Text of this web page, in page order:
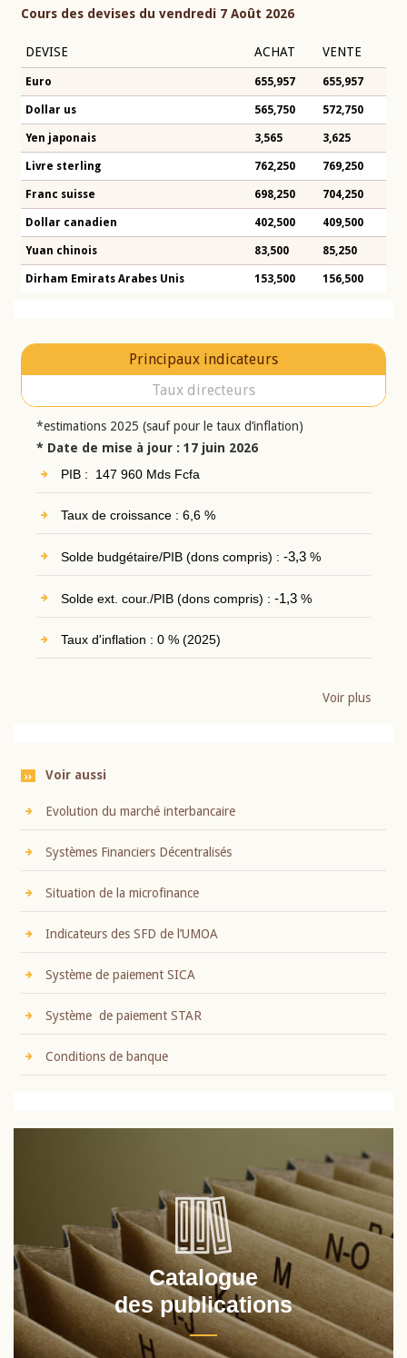
Cours des devises du vendredi 7 Août 2026
DEVISE ACHAT VENTE
Euro 655,957 655,957
Dollar us 565,750 572,750
Yen japonais 3,565 3,625
Livre sterling 762,250 769,250
Franc suisse 698,250 704,250
Dollar canadien 402,500 409,500
Yuan chinois 83,500 85,250
Dirham Emirats Arabes Unis 153,500 156,500
Principaux indicateurs
Taux directeurs
*estimations 2025 (sauf pour le taux d’inflation)
* Date de mise à jour : 17 juin 2026
PIB : 147 960 Mds Fcfa
Taux de croissance : 6,6 %
Solde budgétaire/PIB (dons compris) : -3,3%
Solde ext. cour./PIB (dons compris) : -1,3%
Taux d'inflation : 0 % (2025)
Voir plus
Voir aussi
Evolution du marché interbancaire
Systèmes Financiers Décentralisés
Situation de la microfinance
Indicateurs des SFD de l’UMOA
Système de paiement SICA
Système de paiement STAR
Conditions de banque
Catalogue
des publications